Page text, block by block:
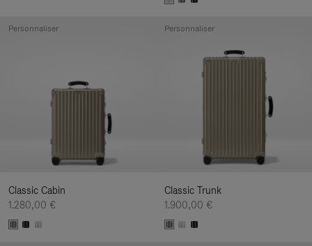
Classic Cabin
1.280,00 €
Personnaliser
Classic Trunk
1.900,00 €
Personnaliser